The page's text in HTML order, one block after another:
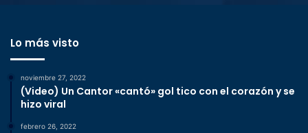
Lo más visto
noviembre 27, 2022
(Video) Un Cantor «cantó» gol tico con el corazón y se
hizo viral
febrero 26, 2022